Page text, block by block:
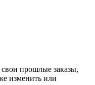
свои прошлые заказы,
изменить или